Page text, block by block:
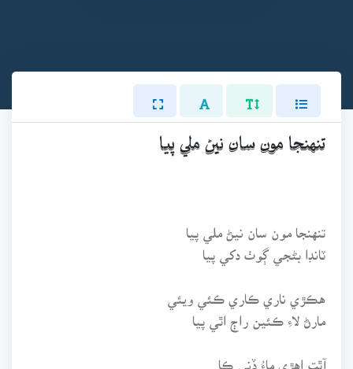
تنهنجا مون سان نيڻ ملي پيا
تنهنجا مون سان نيڻ ملي پيا
ٽانڊا بڻجي ڳوٺ دکي پيا
هڪڙي ناري ڪاري ڪئي ويئي
مارڻ لاءِ ڪئين راڄ اٿي پيا
آٿت اهڙي ماءُ ڏني ڪا